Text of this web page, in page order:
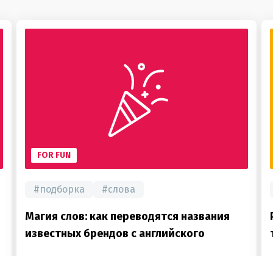
FOR FUN
#подборка #слова
Магия слов: как переводятся названия
известных брендов с английского